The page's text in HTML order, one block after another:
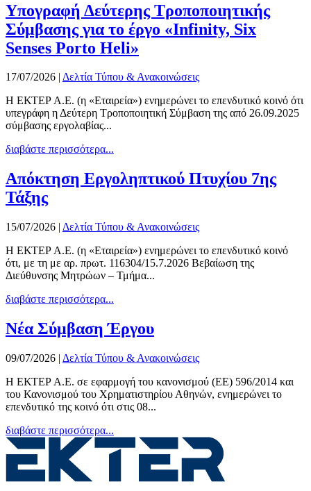
Υπογραφή Δεύτερης Τροποποιητικής
Σύμβασης για το έργο «Infinity, Six
Senses Porto Heli»
17/07/2026 | Δελτία Τύπου & Ανακοινώσεις
Η ΕΚΤΕΡ Α.Ε. (η «Εταιρεία») ενημερώνει το επενδυτικό κοινό ότι
υπεγράφη η Δεύτερη Τροποποιητική Σύμβαση της από 26.09.2025
σύμβασης εργολαβίας...
διαβάστε περισσότερα...
Απόκτηση Εργοληπτικού Πτυχίου 7ης
Τάξης
15/07/2026 | Δελτία Τύπου & Ανακοινώσεις
Η ΕΚΤΕΡ Α.Ε. (η «Εταιρεία») ενημερώνει το επενδυτικό κοινό
ότι, με τη με αρ. πρωτ. 116304/15.7.2026 Βεβαίωση της
Διεύθυνσης Μητρώων – Τμήμα...
διαβάστε περισσότερα...
Νέα Σύμβαση Έργου
09/07/2026 | Δελτία Τύπου & Ανακοινώσεις
Η ΕΚΤΕΡ Α.Ε. σε εφαρμογή του κανονισμού (ΕΕ) 596/2014 και
του Κανονισμού του Χρηματιστηρίου Αθηνών, ενημερώνει το
επενδυτικό της κοινό ότι στις 08...
διαβάστε περισσότερα...